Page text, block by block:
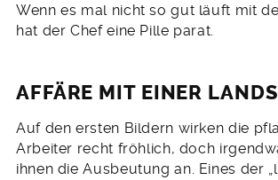
Wenn es mal nicht so gut läuft mit
hat der Chef eine Pille parat.
AFFÄRE MIT EINER
Auf den ersten Bildern wirken die
Arbeiter recht fröhlich, doch
ihnen die Ausbeutung an. Eines der